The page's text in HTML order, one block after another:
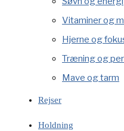
Vitaminer og
Hjerne og
Træning og
Mave og tarm
Rejser
Holdning